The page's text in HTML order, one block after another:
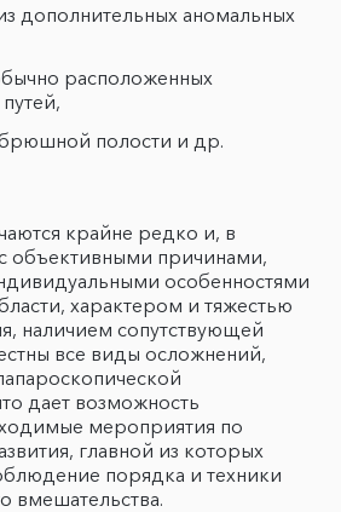
дополнительных аномальных
расположенных
полости и др.
крайне редко и, в
объективными причинами,
особенностями
характером и тяжестью
наличием сопутствующей
все виды осложнений,
дает возможность
мероприятия по
главной из которых
порядка и техники
вмешательства.